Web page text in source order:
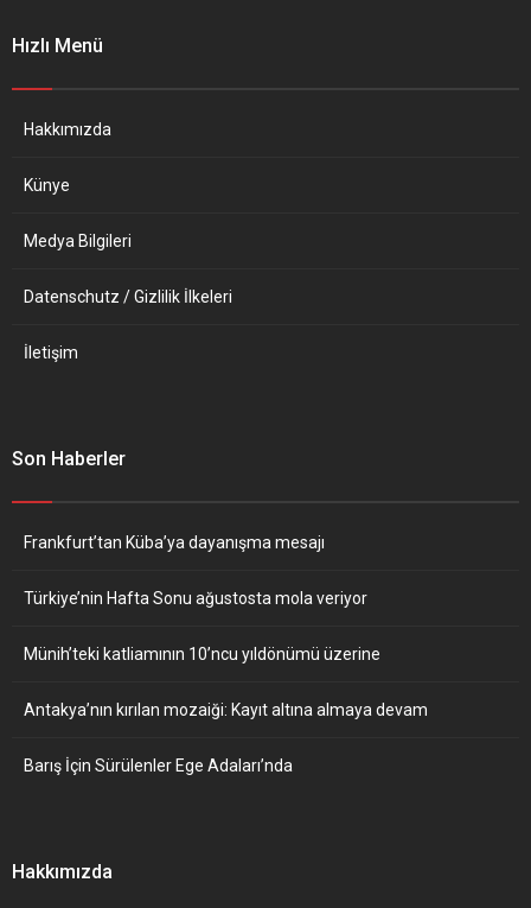
krizinden en çok etkilenen
avroluk ödemeye onay
yakınlarında inşa...
Hızlı Menü
Hakkımızda
Künye
Medya Bilgileri
Datenschutz / Gizlilik İlkeleri
İletişim
Son Haberler
Frankfurt’tan Küba’ya dayanışma mesajı
Türkiye’nin Hafta Sonu ağustosta mola veriyor
Münih’teki katliamının 10’ncu yıldönümü üzerine
Antakya’nın kırılan mozaiği: Kayıt altına almaya devam
Barış İçin Sürülenler Ege Adaları’nda
Hakkımızda